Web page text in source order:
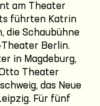
am Theater
führten Katrin
die Schaubühne
Berlin.
in Magdeburg,
Theater
das Neue
Für fünf